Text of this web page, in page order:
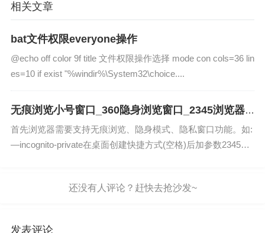
相关文章
bat文件权限everyone操作
@echo off color 9f title 文件权限操作选择 mode con cols=36 lin
es=10 if exist "%windir%\System32\choice....
无痕浏览小号窗口_360隐身浏览窗口_2345浏览器
创建快捷方式
首先浏览器需要支持无痕浏览、隐身模式、隐私窗口功能。如:
—incognito-private在桌面创建快捷方式(空格)后加参数2345浏
发表评论